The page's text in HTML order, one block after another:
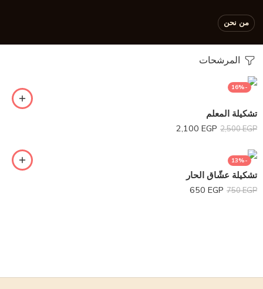
من نحن
المرشحات
-16%
تشكيلة المعلم
2,500EGP
2,100 EGP
-13%
تشكيلة عشّاق الحار
750EGP
650 EGP